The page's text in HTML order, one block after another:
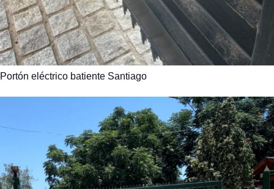
Portón eléctrico batiente Santiago